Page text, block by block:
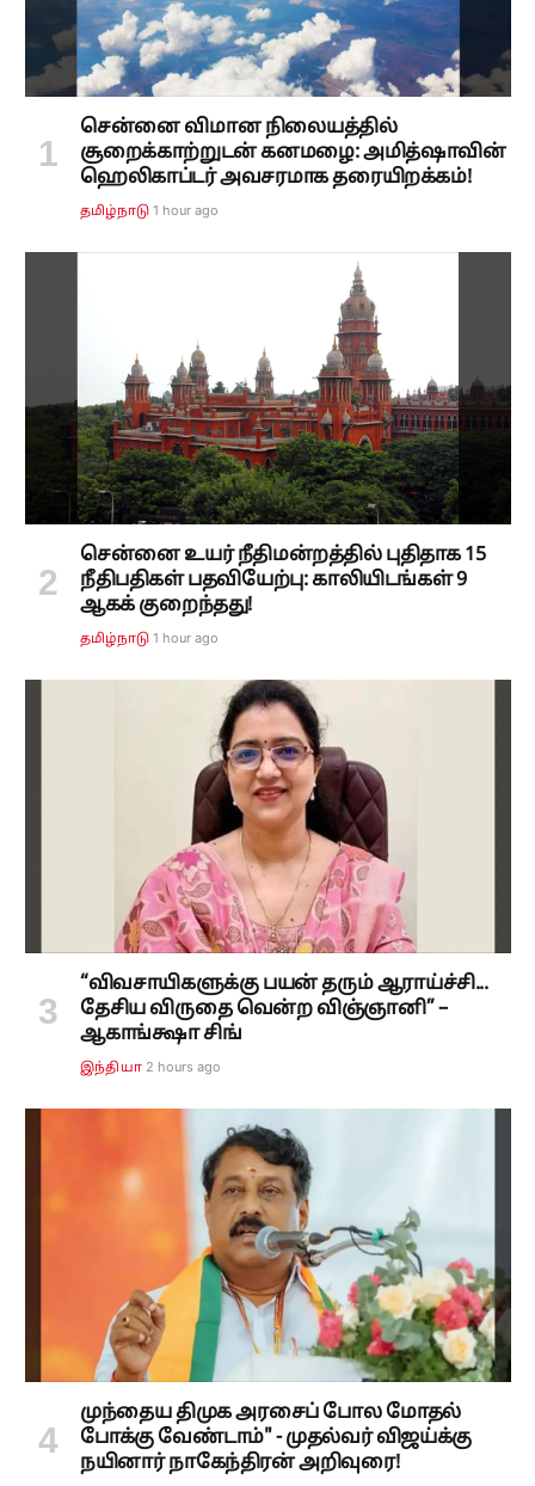
சென்னை விமான நிலையத்தில்
சூறைக்காற்றுடன் கனமழை: அமித்ஷாவின்
ஹெலிகாப்டர் அவசரமாக தரையிறக்கம்!
தமிழ்நாடு 1 hour ago
சென்னை உயர் நீதிமன்றத்தில் புதிதாக 15
நீதிபதிகள் பதவியேற்பு: காலியிடங்கள் 9
ஆகக் குறைந்தது!
தமிழ்நாடு 1 hour ago
“விவசாயிகளுக்கு பயன் தரும் ஆராய்ச்சி...
தேசிய விருதை வென்ற விஞ்ஞானி” –
ஆகாங்க்ஷா சிங்
இந்தியா 2 hours ago
முந்தைய திமுக அரசைப் போல மோதல்
போக்கு வேண்டாம்" - முதல்வர் விஜய்க்கு
நயினார் நாகேந்திரன் அறிவுரை!